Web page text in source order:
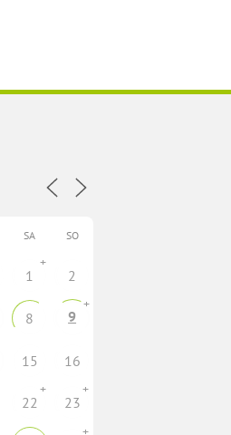
SA SO
1
+
2
8 9
+
15 16
22
+
23
+
+